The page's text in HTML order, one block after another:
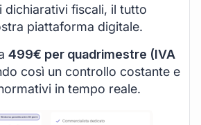
dichiarativi fiscali, il tutto
piattaforma digitale.
499€ per quadrimestre (IVA
così un controllo costante e
in tempo reale.